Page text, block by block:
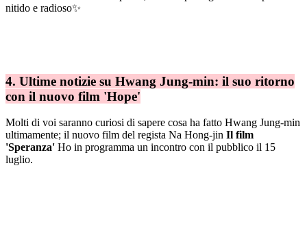
nitido e radioso✨
4. Ultime notizie su Hwang Jung-min: il suo ritorno
con il nuovo film 'Hope'
Molti di voi saranno curiosi di sapere cosa ha fatto Hwang Jung-min
ultimamente; il nuovo film del regista Na Hong-jin Il film
'Speranza' Ho in programma un incontro con il pubblico il 15
luglio.